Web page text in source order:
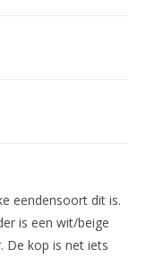
eendensoort dit is.
is een wit/beige
De kop is net iets